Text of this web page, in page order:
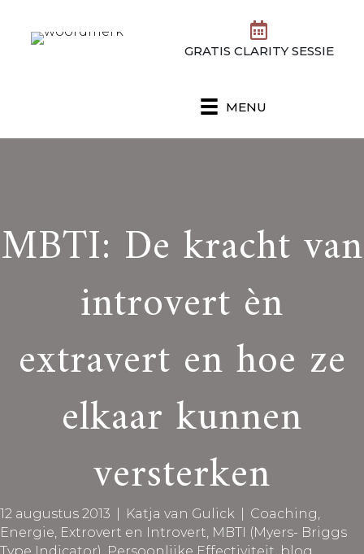
GRATIS CLARITY SESSIE
MENU
MBTI: De kracht van
introvert èn
extravert en hoe ze
elkaar kunnen
versterken
12 augustus 2013 Katja van Gulick Coaching,
Energie, Extrovert en Introvert, MBTI (Myers- Briggs